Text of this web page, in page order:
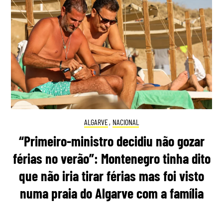
ALGARVE, NACIONAL
“Primeiro-ministro decidiu não gozar
férias no verão”: Montenegro tinha dito
que não iria tirar férias mas foi visto
numa praia do Algarve com a família